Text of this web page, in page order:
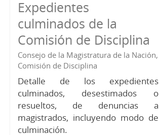
Expedientes
culminados de la
Comisión de Disciplina
Consejo de la Magistratura de la Nación,
Comisión de Disciplina
Detalle de los expedientes
culminados, desestimados o
resueltos, de denuncias a
magistrados, incluyendo modo de
culminación.